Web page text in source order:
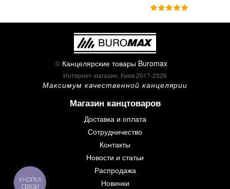
© Канцелярские товары Buromax
Интернет-магазин, Киев 2017-2026
Максимум качественной канцелярии
Магазин канцтоваров
Доставка и оплата
Сотрудничество
Контакты
Новости и статьи
Распродажа
Новинки
КНОПКА
СВЯЗИ